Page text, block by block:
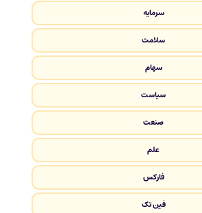
سرمایه
سلامت
سهام
سیاست
صنعت
علم
فارکس
فین تک